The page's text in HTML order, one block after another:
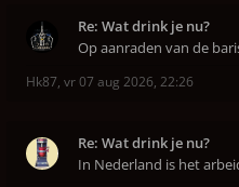
Re: Wat drink je nu?
Op aanraden van de
Hk87, vr 07 aug 2026, 22:26
Re: Wat drink je nu?
In Nederland is het